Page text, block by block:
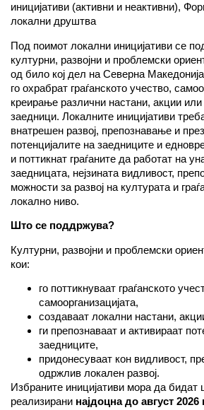
иницијативи (активни и неактивни),
локални друштва
Под поимот локални иницијативи се
културни, развојни и проблемски
од било кој дел на Северна
го охрабрат граѓанското учество,
креирање различни настани, акции
заедници. Локалните иницијативи
внатрешен развој, препознавање и
потенцијалите на заедниците и
и поттикнат граѓаните да работат на
заедницата, нејзината видливост,
можности за развој на културата и
локално ниво.
Што се поддржува?
Културни, развојни и проблемски
кои:
го поттикнуваат граѓанското
самоорганизацијата,
создаваат локални настани,
ги препознаваат и активираат
заедниците,
придонесуваат кон видливост,
одржлив локален развој.
Избраните иницијативи мора да бидат
реализирани најдоцна до август 2026